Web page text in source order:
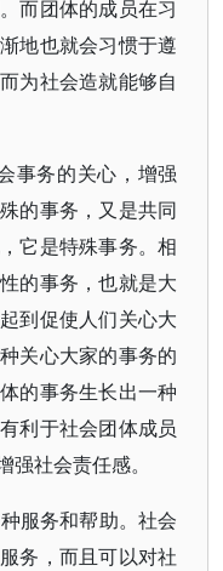
而团体的成员在习
地也就会习惯于遵
为社会造就能够自
事务的关心，增强
的事务，又是共同
它是特殊事务。相
的事务，也就是大
到促使人们关心大
关心大家的事务的
的事务生长出一种
利于社会团体成员
社会责任感。
服务和帮助。社会
务，而且可以对社